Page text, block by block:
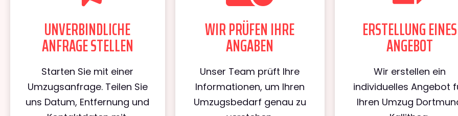
UNVERBINDLICHE
ANFRAGE STELLEN
Starten Sie mit einer
Umzugsanfrage. Teilen Sie
uns Datum, Entfernung und
WIR PRÜFEN IHRE
ANGABEN
Unser Team prüft Ihre
Informationen, um Ihren
Umzugsbedarf genau zu
ERSTELLUNG EINES
ANGEBOT
Wir erstellen ein
individuelles Angebot
Ihren Umzug